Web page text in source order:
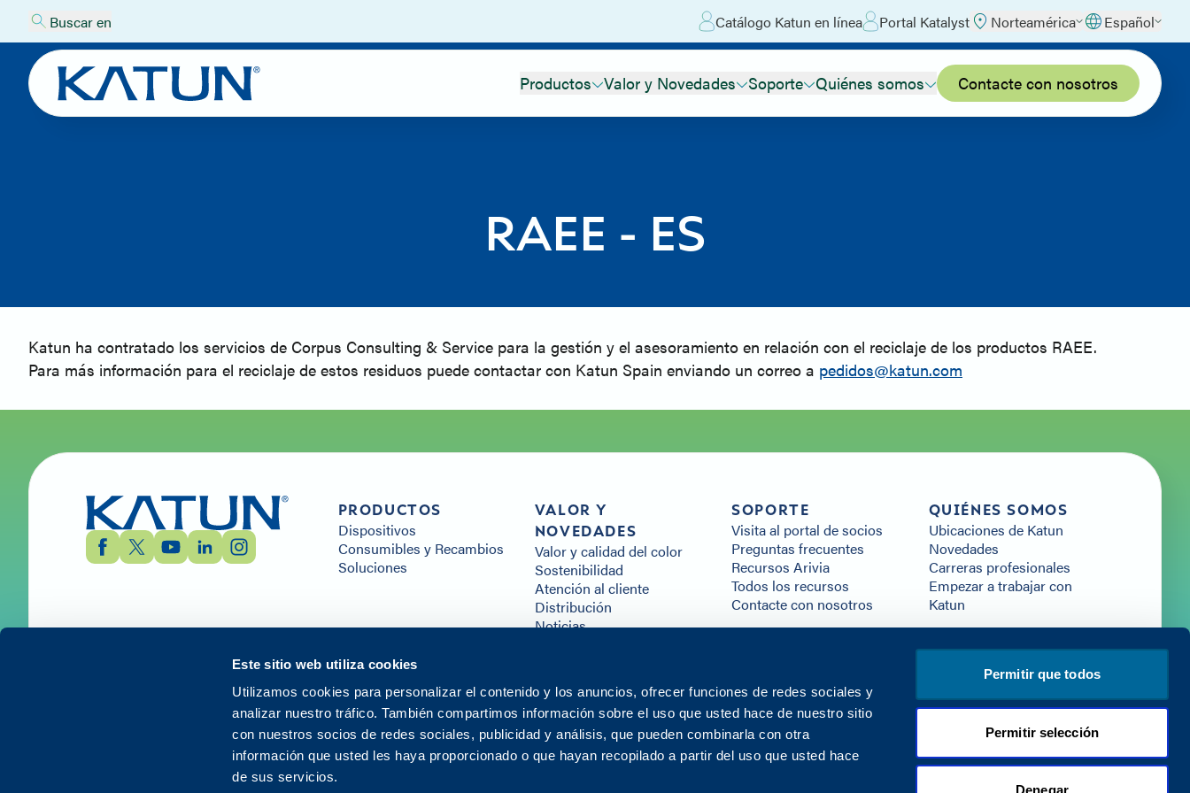
Este sitio web utiliza cookies
Utilizamos cookies para personalizar el contenido y los anuncios, ofrecer funciones de redes sociales y
analizar nuestro tráfico. También compartimos información sobre el uso que usted hace de nuestro sitio
con nuestros socios de redes sociales, publicidad y análisis, que pueden combinarla con otra
información que usted les haya proporcionado o que hayan recopilado a partir del uso que usted hace
de sus servicios.
Permitir que todos
Permitir selección
Denegar
Buscar en Catálogo Katun en línea Portal Katalyst Norteamérica Español
Productos Valor y Novedades Soporte Quiénes somos Contacte con nosotros
RAEE - ES
Katun ha contratado los servicios de Corpus Consulting & Service para la gestión y el asesoramiento en relación con el reciclaje de los productos RAEE.
Para más información para el reciclaje de estos residuos puede contactar con Katun Spain enviando un correo a pedidos@katun.com
PRODUCTOS
Dispositivos
Consumibles y Recambios
Soluciones
VALOR Y
NOVEDADES
Valor y calidad del color
Sostenibilidad
Atención al cliente
Distribución
Noticias
SOPORTE
Visita al portal de socios
Preguntas frecuentes
Recursos Arivia
Todos los recursos
Contacte con nosotros
QUIÉNES SOMOS
Ubicaciones de Katun
Novedades
Carreras profesionales
Empezar a trabajar con
Katun
© 2026 Katun. Todos los derechos reservados. Condiciones de uso